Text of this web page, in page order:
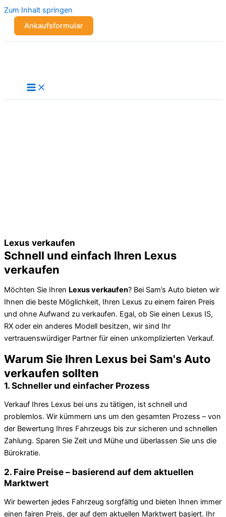
Zum Inhalt springen
Ankaufsformular
Lexus verkaufen
Schnell und einfach Ihren Lexus
verkaufen
Möchten Sie Ihren Lexus verkaufen? Bei Sam’s Auto bieten wir
Ihnen die beste Möglichkeit, Ihren Lexus zu einem fairen Preis
und ohne Aufwand zu verkaufen. Egal, ob Sie einen Lexus IS,
RX oder ein anderes Modell besitzen, wir sind Ihr
vertrauenswürdiger Partner für einen unkomplizierten Verkauf.
Warum Sie Ihren Lexus bei Sam's Auto
verkaufen sollten
1. Schneller und einfacher Prozess
Verkauf Ihres Lexus bei uns zu tätigen, ist schnell und
problemlos. Wir kümmern uns um den gesamten Prozess – von
der Bewertung Ihres Fahrzeugs bis zur sicheren und schnellen
Zahlung. Sparen Sie Zeit und Mühe und überlassen Sie uns die
Bürokratie.
2. Faire Preise – basierend auf dem aktuellen
Marktwert
Wir bewerten jedes Fahrzeug sorgfältig und bieten Ihnen immer
einen fairen Preis, der auf dem aktuellen Marktwert basiert. Ihr